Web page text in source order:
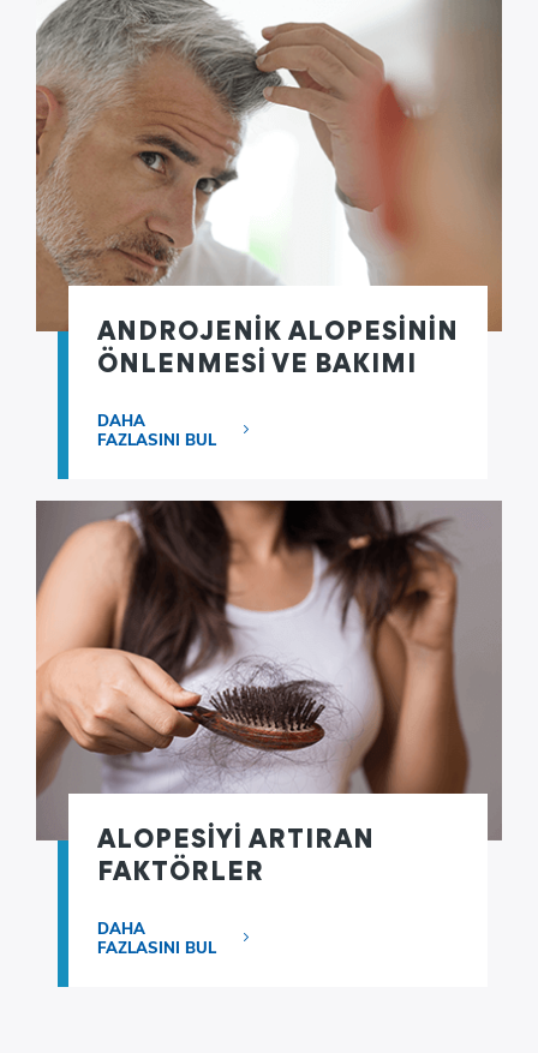
ANDROJENİK ALOPESİNİN
ÖNLENMESİ VE BAKIMI
DAHA
FAZLASINI BUL
ALOPESİYİ ARTIRAN
FAKTÖRLER
DAHA
FAZLASINI BUL